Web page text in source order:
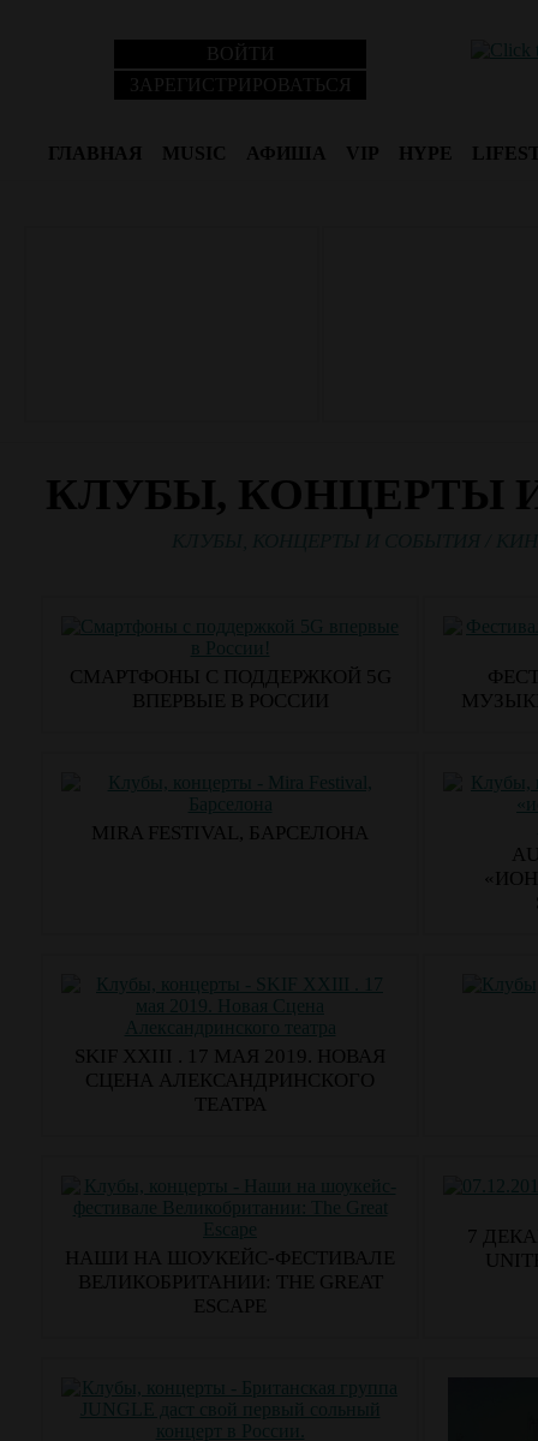
ВОЙТИ
ЗАРЕГИСТРИРОВАТЬСЯ
ГЛАВНАЯ MUSIC АФИША VIP HYPE
КЛУБЫ, КОНЦЕРТЫ
СМАРТФОНЫ С ПОДДЕРЖКОЙ 5G
ВПЕРВЫЕ В РОССИИ
MIRA FESTIVAL, БАРСЕЛОНА
SKIF XXIII . 17 МАЯ 2019. НОВАЯ
СЦЕНА АЛЕКСАНДРИНСКОГО
ТЕАТРА
НАШИ НА ШОУКЕЙС-ФЕСТИВАЛЕ
ВЕЛИКОБРИТАНИИ: THE GREAT
ESCAPE
7